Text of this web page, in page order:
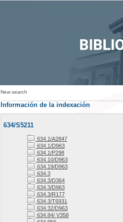
New search
Información de la indexación
634/S5211
634.1/A2847
634.1/D963
634.1/P298
634.10/D963
634.19/D963
634.3
634.3/D364
634.3/D963
634.3/R177
634.3/T6931
634.32/D963
634.84/ V358